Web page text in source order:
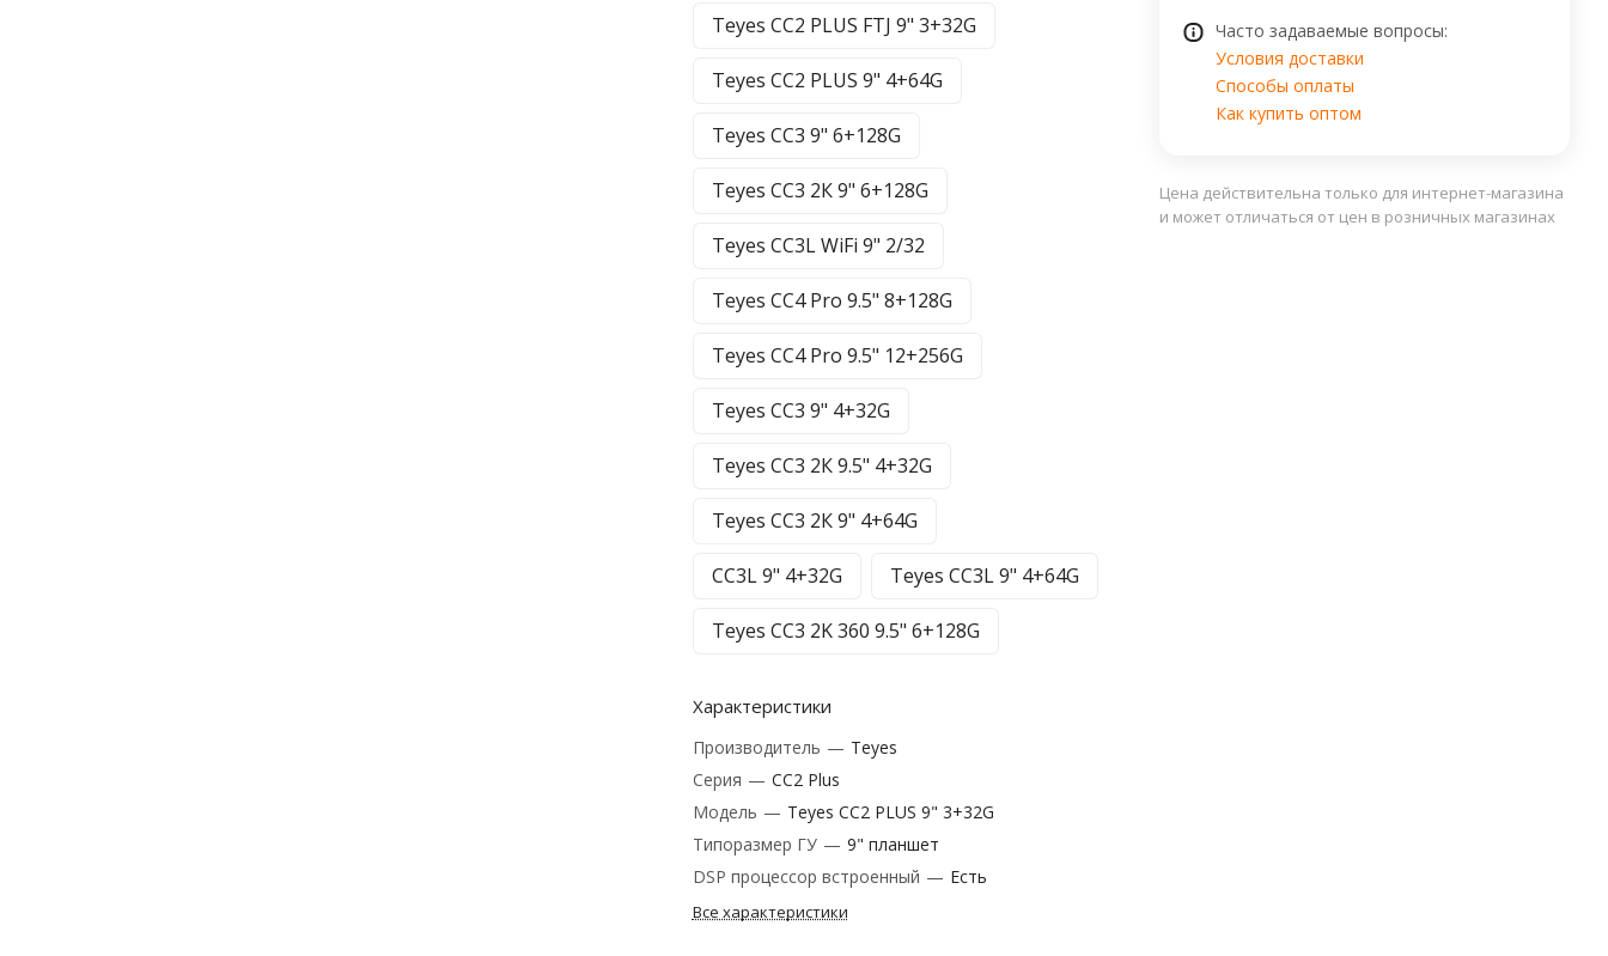
Teyes CC2 PLUS FTJ 9" 3+32G
Teyes CC2 PLUS 9" 4+64G
Teyes CC3 9" 6+128G
Teyes CC3 2К 9" 6+128G
Teyes CC3L WiFi 9" 2/32
Teyes CC4 Pro 9.5" 8+128G
Teyes CC4 Pro 9.5" 12+256G
Teyes CC3 9" 4+32G
Teyes CC3 2К 9.5" 4+32G
Teyes CC3 2К 9" 4+64G
CC3L 9" 4+32G Teyes CC3L 9" 4+64G
Teyes CC3 2K 360 9.5" 6+128G
Характеристики
Производитель — Teyes
Серия — CC2 Plus
Модель — Teyes CC2 PLUS 9" 3+32G
Типоразмер ГУ — 9" планшет
DSP процессор встроенный — Есть
Все характеристики
Часто задаваемые вопросы:
Условия доставки
Способы оплаты
Как купить оптом
Цена действительна только для интернет-магазина
и может отличаться от цен в розничных магазинах